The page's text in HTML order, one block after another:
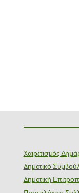
Χαιρετισμός
Δημοτικό
Δημοτική